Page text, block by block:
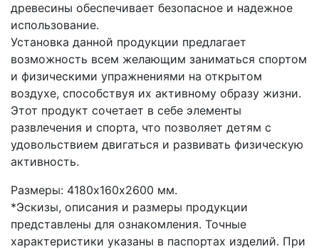
древесины обеспечивает безопасное и надежное
использование.
Установка данной продукции предлагает
возможность всем желающим заниматься спортом
и физическими упражнениями на открытом
воздухе, способствуя их активному образу жизни.
Этот продукт сочетает в себе элементы
развлечения и спорта, что позволяет детям с
удовольствием двигаться и развивать физическую
активность.
Размеры: 4180х160х2600 мм.
*Эскизы, описания и размеры продукции
представлены для ознакомления. Точные
характеристики указаны в паспортах изделий. При